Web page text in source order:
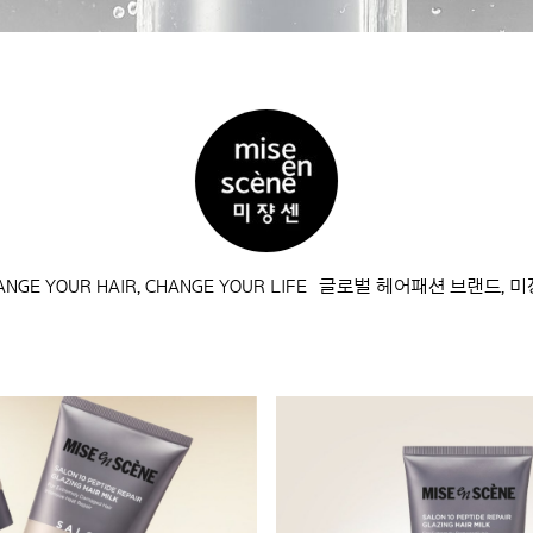
YOUR HAIR, CHANGE YOUR LIFE 글로벌 헤어패션 브랜드, 미